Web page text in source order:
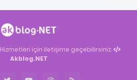
Hizmetleri için iletişime geçebilirsiniz.
Akblog.NET